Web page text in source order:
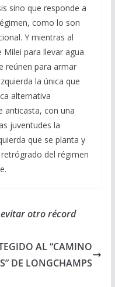
sino que responde a
como lo son
Y mientras al
para llevar agua
reúnen para armar
la única que
alternativa
anticasta, con una
juventudes la
que se planta y
del régimen
evitar otro récord
AL “CAMINO
DE LONGCHAMPS